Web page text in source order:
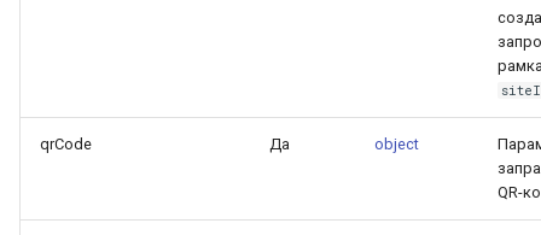
qrCode Да object
QR-